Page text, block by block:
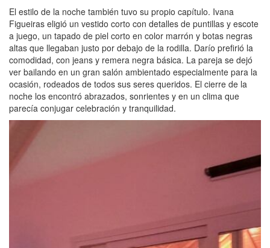
El estilo de la noche también tuvo su propio capítulo. Ivana
Figueiras eligió un vestido corto con detalles de puntillas y escote
a juego, un tapado de piel corto en color marrón y botas negras
altas que llegaban justo por debajo de la rodilla. Darío prefirió la
comodidad, con jeans y remera negra básica. La pareja se dejó
ver bailando en un gran salón ambientado especialmente para la
ocasión, rodeados de todos sus seres queridos. El cierre de la
noche los encontró abrazados, sonrientes y en un clima que
parecía conjugar celebración y tranquilidad.